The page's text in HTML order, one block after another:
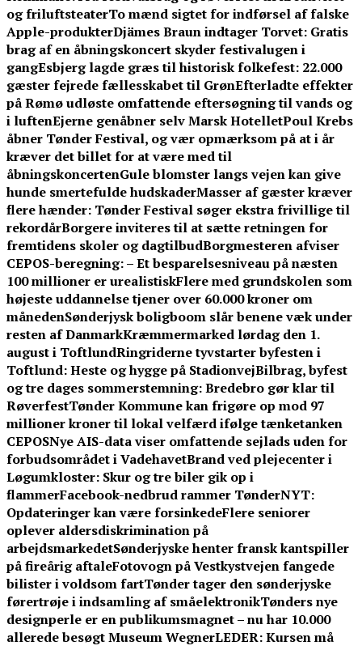
og friluftsteaterTo mænd sigtet for indførsel af falske
Apple-produkterDjämes Braun indtager Torvet: Gratis
brag af en åbningskoncert skyder festivalugen i
gangEsbjerg lagde græs til historisk folkefest: 22.000
gæster fejrede fællesskabet til GrønEfterladte effekter
på Rømø udløste omfattende eftersøgning til vands og
i luftenEjerne genåbner selv Marsk HotelletPoul Krebs
åbner Tønder Festival, og vær opmærksom på at i år
kræver det billet for at være med til
åbningskoncertenGule blomster langs vejen kan give
hunde smertefulde hudskaderMasser af gæster kræver
flere hænder: Tønder Festival søger ekstra frivillige til
rekordårBorgere inviteres til at sætte retningen for
fremtidens skoler og dagtilbudBorgmesteren afviser
CEPOS-beregning: – Et besparelsesniveau på næsten
100 millioner er urealistiskFlere med grundskolen som
højeste uddannelse tjener over 60.000 kroner om
månedenSønderjysk boligboom slår benene væk under
resten af DanmarkKræmmermarked lørdag den 1.
august i ToftlundRingriderne tyvstarter byfesten i
Toftlund: Heste og hygge på StadionvejBilbrag, byfest
og tre dages sommerstemning: Bredebro gør klar til
RøverfestTønder Kommune kan frigøre op mod 97
millioner kroner til lokal velfærd ifølge tænketanken
CEPOSNye AIS-data viser omfattende sejlads uden for
forbudsområdet i VadehavetBrand ved plejecenter i
Løgumkloster: Skur og tre biler gik op i
flammerFacebook-nedbrud rammer TønderNYT:
Opdateringer kan være forsinkedeFlere seniorer
oplever aldersdiskrimination på
arbejdsmarkedetSønderjyske henter fransk kantspiller
på fireårig aftaleFotovogn på Vestkystvejen fangede
bilister i voldsom fartTønder tager den sønderjyske
førertrøje i indsamling af småelektronikTønders nye
designperle er en publikumsmagnet – nu har 10.000
allerede besøgt Museum WegnerLEDER: Kursen må